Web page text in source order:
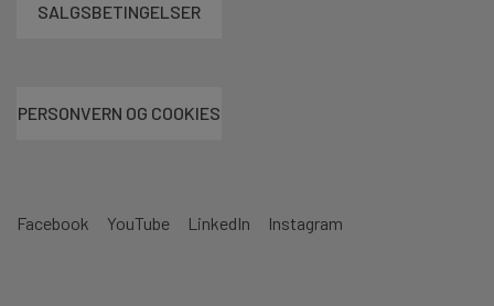
Facebook YouTube LinkedIn Instagram
SALGSBETINGELSER
PERSONVERN OG COOKIES